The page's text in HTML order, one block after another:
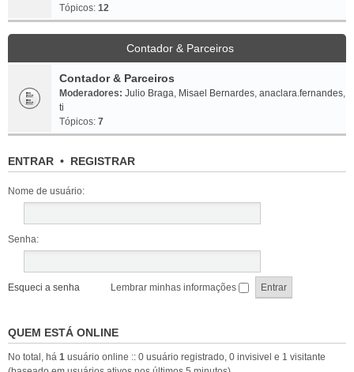
Tópicos: 12
Contador & Parceiros
Contador & Parceiros
Moderadores: Julio Braga, Misael Bernardes, anaclara.fernandes,
ti
Tópicos: 7
ENTRAR • REGISTRAR
Nome de usuário:
Senha:
Esqueci a senha Lembrar minhas informações
QUEM ESTÁ ONLINE
No total, há 1 usuário online :: 0 usuário registrado, 0 invisivel e 1 visitante